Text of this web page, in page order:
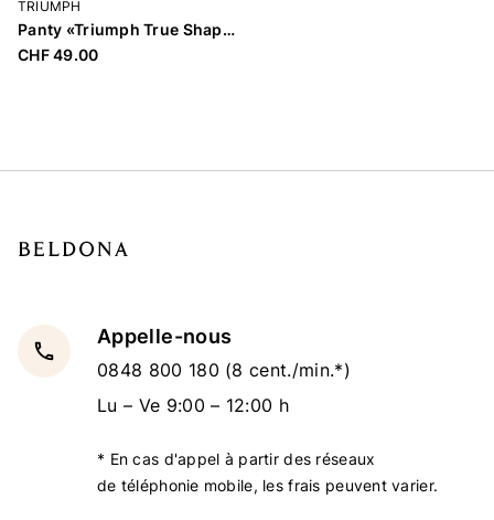
TRIUMPH
Panty «Triumph True Shape Sensation T»
CHF 49.00
local_phone
Appelle-nous
0848 800 180 (8 cent./min.*)
Lu – Ve 9:00 – 12:00 h
* En cas d'appel à partir des réseaux
de téléphonie mobile, les frais peuvent varier.